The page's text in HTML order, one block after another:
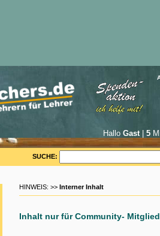
Hallo Gast| 5
SUCHE:
HINWEIS: >> Interner Inhalt
Inhalt nur für Community-